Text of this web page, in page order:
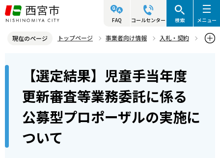
こ
の
ジ
FAQ コールセンター 検索 メニュー
現在のページ トップページ 事業者向け情報
入札・契約
プロポーザル等公募情報
【選定結果】児童手当年度更新審査等業務委託に係る公募型プロポー
ザルの実施について
【選定結果】児童手当年度
更新審査等業務委託に係る
公募型プロポーザルの実施に
ついて